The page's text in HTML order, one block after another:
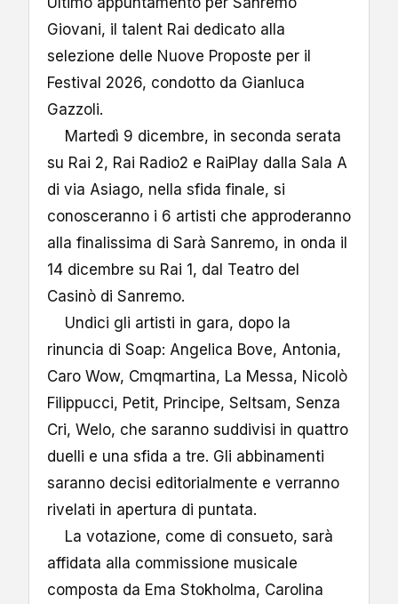
Giovani, il talent Rai dedicato alla
selezione delle Nuove Proposte per il
Festival 2026, condotto da Gianluca
Gazzoli.
Martedì 9 dicembre, in seconda serata
su Rai 2, Rai Radio2 e RaiPlay dalla Sala A
di via Asiago, nella sfida finale, si
conosceranno i 6 artisti che approderanno
alla finalissima di Sarà Sanremo, in onda il
14 dicembre su Rai 1, dal Teatro del
Casinò di Sanremo.
Undici gli artisti in gara, dopo la
rinuncia di Soap: Angelica Bove, Antonia,
Caro Wow, Cmqmartina, La Messa, Nicolò
Filippucci, Petit, Principe, Seltsam, Senza
Cri, Welo, che saranno suddivisi in quattro
duelli e una sfida a tre. Gli abbinamenti
saranno decisi editorialmente e verranno
rivelati in apertura di puntata.
La votazione, come di consueto, sarà
affidata alla commissione musicale
composta da Ema Stokholma, Carolina